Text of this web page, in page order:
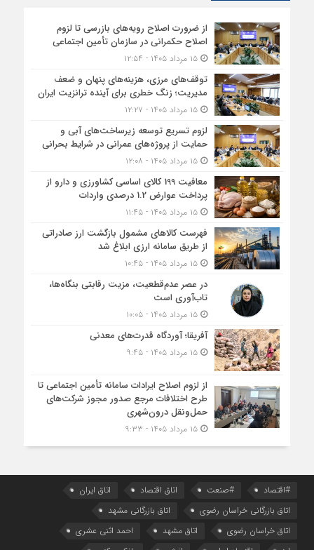
از ضرورت اصلاح رویه‌های بازرسی تا لزوم
اصلاح حکمرانی در سازمان تأمین اجتماعی
۱۵ مرداد ۱۴۰۵ - ۱۲:۵۴
توقف‌های مرزی، هزینه‌های پنهان و ضعف
مدیریت؛ زنگ خطری برای آینده ترانزیت ایران
۱۵ مرداد ۱۴۰۵ - ۱۲:۲۷
لزوم تسریع توسعه زیرساخت‌های آبی و
حمایت از پروژه‌های عمرانی در شرایط بحرانی
۱۵ مرداد ۱۴۰۵ - ۱۲:۰۸
معافیت 199 کالای اساسی کشاورزی و دارو از
پرداخت عوارض 1.2 درصدی واردات
۱۵ مرداد ۱۴۰۵ - ۱۱:۴۵
فهرست کالاهای مشمول بازگشت ارز صادراتی
از طریق سامانه ارزی ابلاغ شد
۱۵ مرداد ۱۴۰۵ - ۱۰:۴۵
در عصر عدم‌قطعیت، مزیت رقابتی بنگاه‌ها،
تاب‌آوری است
۱۵ مرداد ۱۴۰۵ - ۱۰:۰۵
آفریقا؛ آوردگاه قدرت‌های معدنی
۱۵ مرداد ۱۴۰۵ - ۹:۴۵
از لزوم اصلاح ایرادات سامانه تأمین اجتماعی تا
طرح اختلافات مرجع صدور مجوز شرکت‌های
حمل‌ونقل درون‌شهری
۱۵ مرداد ۱۴۰۵ - ۹:۳۳
#اقتصاد #صنعت اتاق اقتصاد
اتاق ایران
اتاق بازرگانی خراسان رضوی
اتاق بازرگانی مشهد
اتاق خراسان رضوی
اتاق مشهد
احمد اثنی عشری